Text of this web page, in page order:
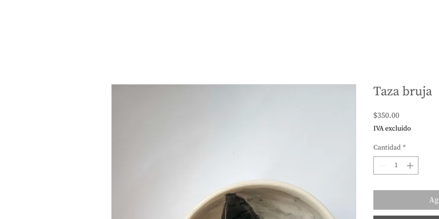
Taza bruja
$350.00Precio
IVA excluido
Cantidad *